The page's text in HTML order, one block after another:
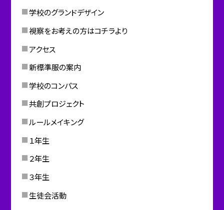
学校のグランドデザイン
視察をお考えの方はコチラより
アクセス
新標準服の案内
学校のコンパス
共創プロジェクト
ルールメイキング
１年生
２年生
３年生
生徒会活動